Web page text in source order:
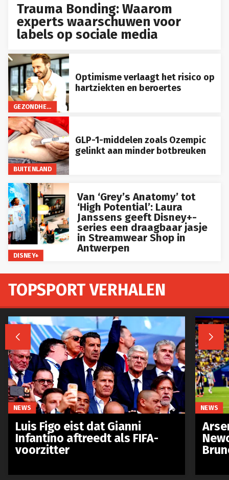
Trauma Bonding: Waarom
experts waarschuwen voor
labels op sociale media
GEZONDHEID
Optimisme verlaagt het risico op
hartziekten en beroertes
BUITENLAND
GLP-1-middelen zoals Ozempic
gelinkt aan minder botbreuken
DISNEY+
Van ‘Grey’s Anatomy’ tot
‘High Potential’: Laura
Janssens geeft Disney+-
series een draagbaar jasje
in Streamwear Shop in
Antwerpen
TOPSPORT VERHALEN
 
NEWS
Luis Figo eist dat Gianni
Infantino aftreedt als FIFA-
voorzitter
NEWS